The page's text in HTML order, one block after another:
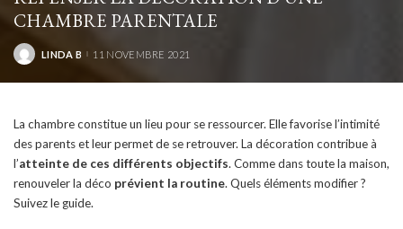
CHAMBRE PARENTALE
POSTED
LINDA B 11 NOVEMBRE 2021
La chambre constitue un lieu pour se ressourcer. Elle favorise l’intimité
des parents et leur permet de se retrouver. La décoration contribue à
l’atteinte de ces différents objectifs. Comme dans toute la maison,
renouveler la déco prévient la routine. Quels éléments modifier ?
Suivez le guide.